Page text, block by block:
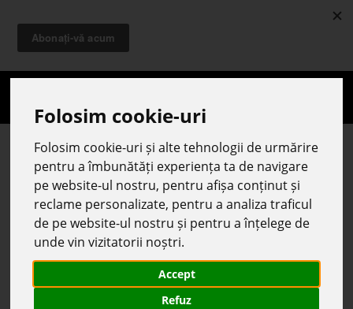
Folosim cookie-uri
Folosim cookie-uri și alte tehnologii de urmărire
pentru a îmbunătăți experiența ta de navigare
pe website-ul nostru, pentru afișa conținut și
reclame personalizate, pentru a analiza traficul
de pe website-ul nostru și pentru a înțelege de
unde vin vizitatorii noștri.
Accept
Refuz
Toggle
Teste mecanice
Masini universale pentru incercari mecanice de la cutii
de carton la Axe cu came!